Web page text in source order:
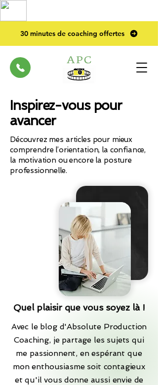
30 minutes de coaching offertes
Inspirez-vous pour
avancer
Découvrez mes articles pour mieux
comprendre l’orientation, la confiance,
la motivation ou encore la posture
professionnelle.
Quel plaisir que vous soyez là !
Avec le blog d'Absolute Production
Coaching, je partage les sujets qui
me passionnent, en espérant que
mon enthousiasme soit contagieux
et qu'il vous donne aussi envie de